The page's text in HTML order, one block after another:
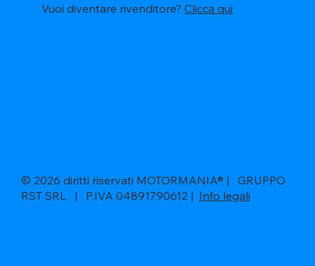
Vuoi diventare rivenditore?Clicca qui
© 2026 diritti riservati MOTORMANIA® | GRUPPO
RST SRL | P.IVA 04891790612 | Info legali